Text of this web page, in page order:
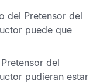
del Pretensor del
puede que
Pretensor del
pudieran estar